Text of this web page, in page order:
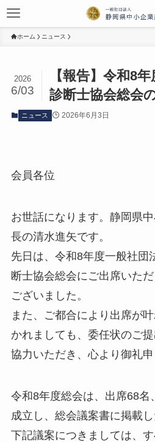
ホーム ニュース
【報告】令和8
診断士協会総会
2026
6/03
ニュース 2026年6月3日
会員各位
お世話になります。静岡県
長の清水進矢です。
先日は、令和8年度一般社団
断士協会総会にご出席いた
ございました。
また、ご都合により出席が
かれましても、委任状のご
協力いただき、心より御礼申
令和8年度総会は、出席68名
成立し、総会議案書に掲載し
下記議案につきましては、